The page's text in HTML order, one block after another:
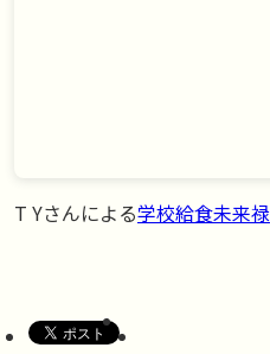
T Yさんによる学校給食未来禄